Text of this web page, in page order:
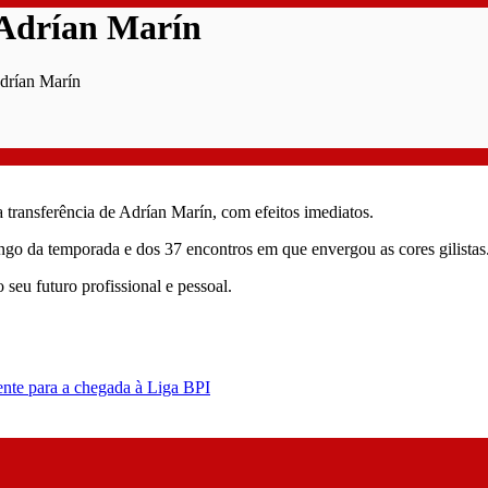
Marín
Marín
de Adrían Marín, com efeitos imediatos.
da temporada e dos 37 encontros em que envergou as cores
futuro profissional e pessoal.
para a chegada à Liga BPI